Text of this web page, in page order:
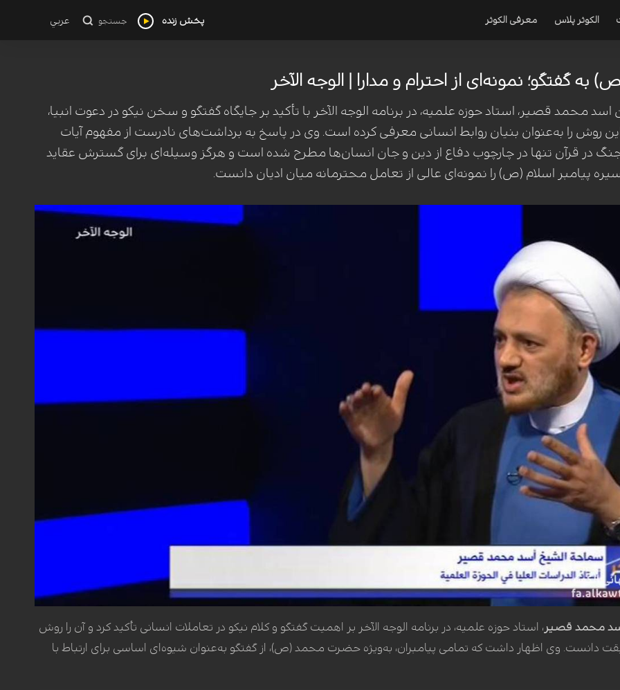
الکوثر پلاس معرفی الکوثر پخش زنده جستجو عربي
به گفتگو؛ نمونه‌ای از احترام و مدارا | الوجه الآخر
محمد قصیر، استاد حوزه علمیه، در برنامه الوجه الآخر با تأکید بر جایگاه گفتگو و سخن نیکو در دعوت انبیا،
روش را به‌عنوان بنیان روابط انسانی معرفی کرده است. وی در پاسخ به برداشت‌های نادرست از مفهوم آیات
در قرآن تنها در چارچوب دفاع از دین و جان انسان‌ها مطرح شده است و هرگز وسیله‌ای برای گسترش عقاید
پیامبر اسلام (ص) را نمونه‌ای عالی از تعامل محترمانه میان ادیان دانست.
محمد قصیر ، استاد حوزه علمیه، در برنامه الوجه الآخر بر اهمیت گفتگو و کلام نیکو در تعاملات انسانی تأکید کرد و آن را روش
دانست. وی اظهار داشت که تمامی پیامبران، به‌ویژه حضرت محمد (ص)، از گفتگو به‌عنوان شیوه‌ای اساسی برای ارتباط با